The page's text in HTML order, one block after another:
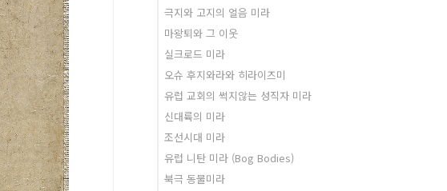
극지와 고지의 얼음 미라
마왕퇴와 그 이웃
실크로드 미라
오슈 후지와라와 히라이즈미
유럽 교회의 썩지않는 성직자 미라
신대륙의 미라
조선시대 미라
유럽 니탄 미라 (Bog Bodies)
북극 동물미라